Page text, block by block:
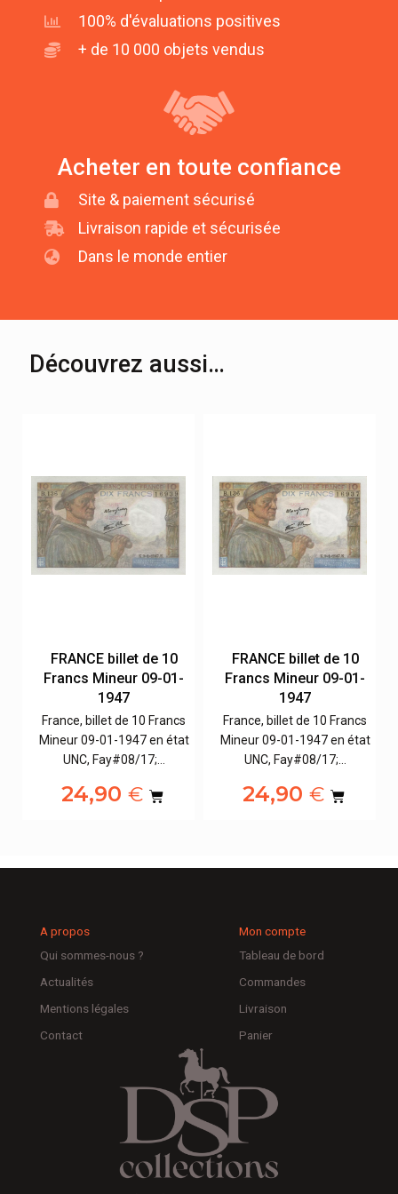
100% d'évaluations positives
+ de 10 000 objets vendus
Acheter en toute confiance
Site & paiement sécurisé
Livraison rapide et sécurisée
Dans le monde entier
Découvrez aussi…
FRANCE billet de 10
Francs Mineur 09-01-
1947
France, billet de 10 Francs
Mineur 09-01-1947 en état
UNC, Fay#08/17;…
24,90€
FRANCE billet de 10
Francs Mineur 09-01-
1947
France, billet de 10 Francs
Mineur 09-01-1947 en état
UNC, Fay#08/17;…
24,90€
A propos
Qui sommes-nous ?
Actualités
Mentions légales
Contact
Mon compte
Tableau de bord
Commandes
Livraison
Panier